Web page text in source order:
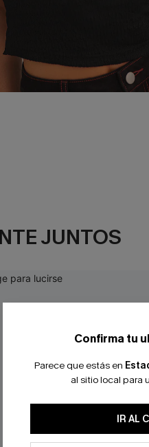
JUNTOS
Confirma tu
Parece que estás en
al sitio local para
IR AL